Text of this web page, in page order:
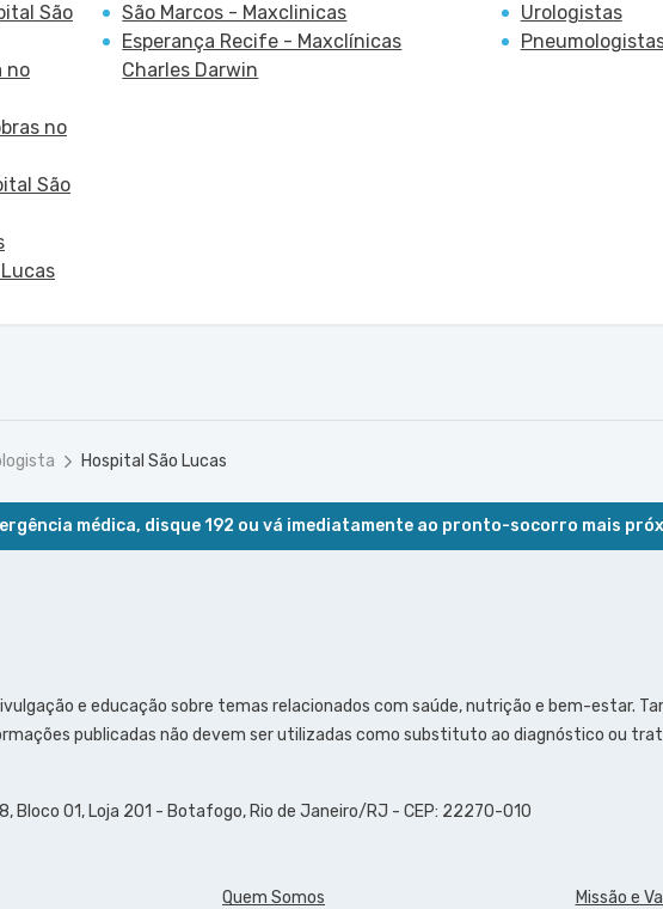
São
no
no
São
São Marcos - Maxclinicas
Esperança Recife - Maxclínicas
Charles Darwin
Urologistas
Hospital São Lucas
médica, disque 192 ou vá imediatamente ao pronto-socorro mais
e educação sobre temas relacionados com saúde, nutrição e bem-estar.
publicadas não devem ser utilizadas como substituto ao diagnóstico ou
Bloco 01, Loja 201 - Botafogo, Rio de Janeiro/RJ - CEP: 22270-010
Quem Somos Missão e